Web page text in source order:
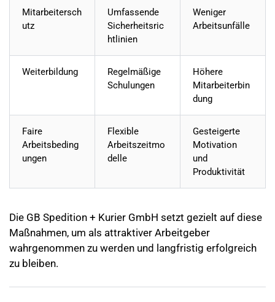
Mitarbeitersch
utz
Umfassende
Sicherheitsric
htlinien
Weniger
Arbeitsunfälle
Weiterbildung
Regelmäßige
Schulungen
Höhere
Mitarbeiterbin
dung
Faire
Arbeitsbeding
ungen
Flexible
Arbeitszeitmo
delle
Gesteigerte
Motivation
und
Produktivität
Die GB Spedition + Kurier GmbH setzt gezielt auf diese
Maßnahmen, um als attraktiver Arbeitgeber
wahrgenommen zu werden und langfristig erfolgreich
zu bleiben.